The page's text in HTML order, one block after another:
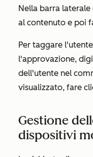
Nella barra
al contenuto e poi
Per taggare
l'approvazione,
dell'utente nel
visualizzato, fare
Gestione
dispositivi